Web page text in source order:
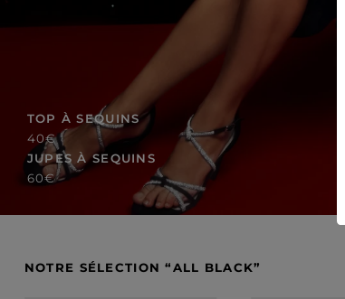
TOP À SEQUINS
40€
JUPES À SEQUINS
60€
NOTRE SÉLECTION “ALL BLACK”